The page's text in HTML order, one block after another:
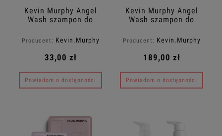
Kevin Murphy Angel
Wash szampon do
farbowanych 40ml
Producent: Kevin.Murphy
33,00 zł
Powiadom o dostępności
Kevin Murphy Angel
Wash szampon do
farbowanych 500ml
Producent: Kevin.Murphy
189,00 zł
Powiadom o dostępności